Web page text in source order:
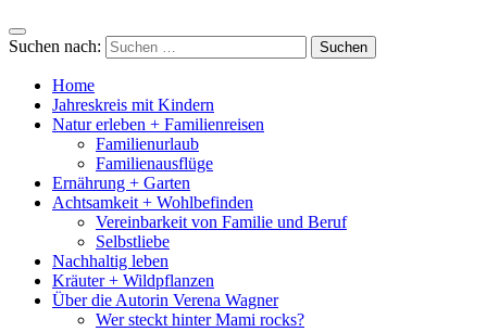
Suchen nach:
Home
Jahreskreis mit Kindern
Natur erleben + Familienreisen
Familienurlaub
Familienausflüge
Ernährung + Garten
Achtsamkeit + Wohlbefinden
Vereinbarkeit von Familie und Beruf
Selbstliebe
Nachhaltig leben
Kräuter + Wildpflanzen
Über die Autorin Verena Wagner
Wer steckt hinter Mami rocks?